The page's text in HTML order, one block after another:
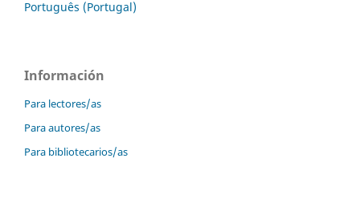
Português (Portugal)
Información
Para lectores/as
Para autores/as
Para bibliotecarios/as